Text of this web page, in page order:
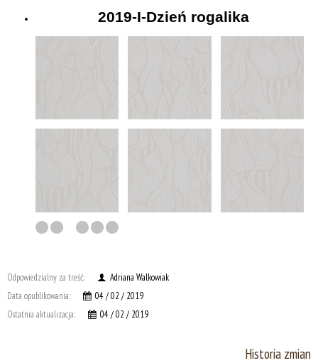
2019-I-Dzień rogalika
Odpowiedzialny za treść:
Adriana Walkowiak
Data opublikowania:
04 / 02 / 2019
Ostatnia aktualizacja:
04 / 02 / 2019
Historia zmian